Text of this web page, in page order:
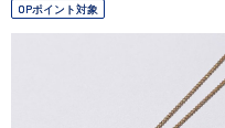
OPポイント対象